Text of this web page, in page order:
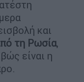
και
τη Ρωσία,
είναι η